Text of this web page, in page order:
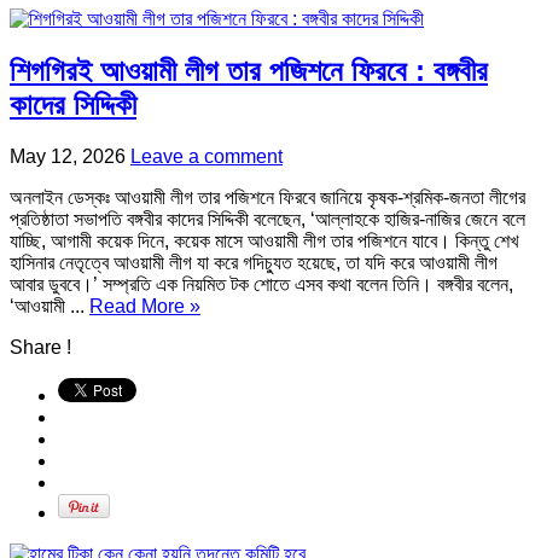
শিগগিরই আওয়ামী লীগ তার পজিশনে ফিরবে : বঙ্গবীর
কাদের সিদ্দিকী
May 12, 2026 Leave a comment
অনলাইন ডেস্কঃ আওয়ামী লীগ তার পজিশনে ফিরবে জানিয়ে কৃষক-শ্রমিক-জনতা লীগের
প্রতিষ্ঠাতা সভাপতি বঙ্গবীর কাদের সিদ্দিকী বলেছেন, ‘আল্লাহকে হাজির-নাজির জেনে বলে
যাচ্ছি, আগামী কয়েক দিনে, কয়েক মাসে আওয়ামী লীগ তার পজিশনে যাবে। কিন্তু শেখ
হাসিনার নেতৃত্বে আওয়ামী লীগ যা করে গদিচ্যুত হয়েছে, তা যদি করে আওয়ামী লীগ
আবার ডুববে।’ সম্প্রতি এক নিয়মিত টক শোতে এসব কথা বলেন তিনি। বঙ্গবীর বলেন,
‘আওয়ামী ... Read More »
Share !